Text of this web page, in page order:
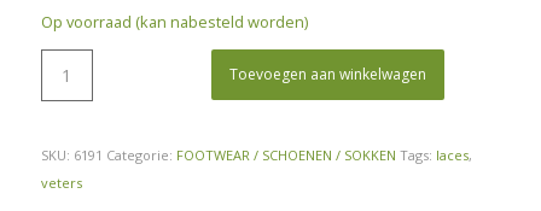
Op voorraad (kan nabesteld worden)
Toevoegen aan winkelwagen
SKU: 6191 Categorie: FOOTWEAR / SCHOENEN / SOKKEN Tags: laces,
veters